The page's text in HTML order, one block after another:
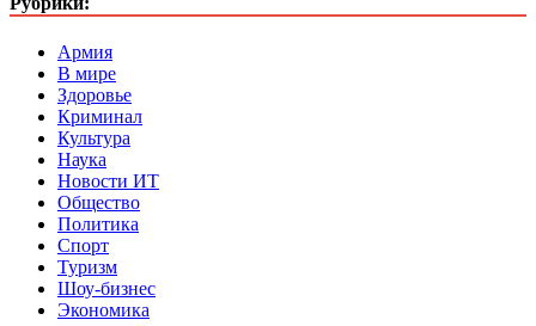
Армия
В мире
Здоровье
Криминал
Культура
Наука
Новости ИТ
Общество
Политика
Спорт
Туризм
Шоу-бизнес
Экономика